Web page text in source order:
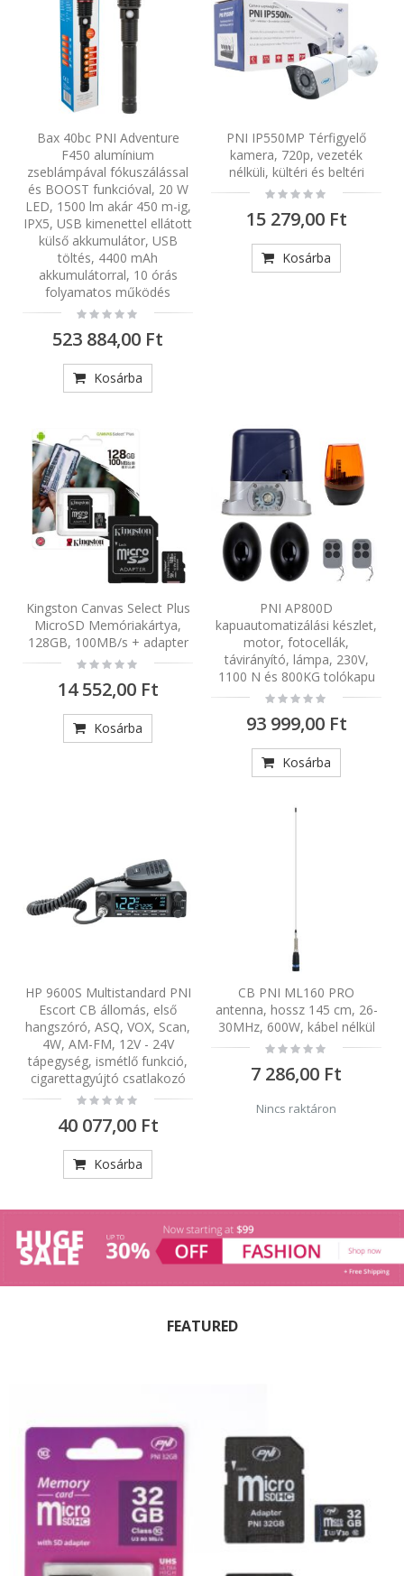
Bax 40bc PNI Adventure
F450 alumínium
zseblámpával fókuszálással
és BOOST funkcióval, 20 W
LED, 1500 lm akár 450 m-ig,
IPX5, USB kimenettel ellátott
külső akkumulátor, USB
töltés, 4400 mAh
akkumulátorral, 10 órás
folyamatos működés
Rating:
0%
523 884,00 Ft
Kosárba
PNI IP550MP Térfigyelő
kamera, 720p, vezeték
nélküli, kültéri és beltéri
Rating:
0%
15 279,00 Ft
Kosárba
Kingston Canvas Select Plus
MicroSD Memóriakártya,
128GB, 100MB/s + adapter
Rating:
0%
14 552,00 Ft
Kosárba
PNI AP800D
kapuautomatizálási készlet,
motor, fotocellák,
távirányító, lámpa, 230V,
1100 N és 800KG tolókapu
Rating:
0%
93 999,00 Ft
Kosárba
HP 9600S Multistandard PNI
Escort CB állomás, első
hangszóró, ASQ, VOX, Scan,
4W, AM-FM, 12V - 24V
tápegység, ismétlő funkció,
cigarettagyújtó csatlakozó
Rating:
40 077,00 Ft
Kosárba
CB PNI ML160 PRO
antenna, hossz 145 cm, 26-
30MHz, 600W, kábel nélkül
Rating:
7 286,00 Ft
Nincs raktáron
FEATURED